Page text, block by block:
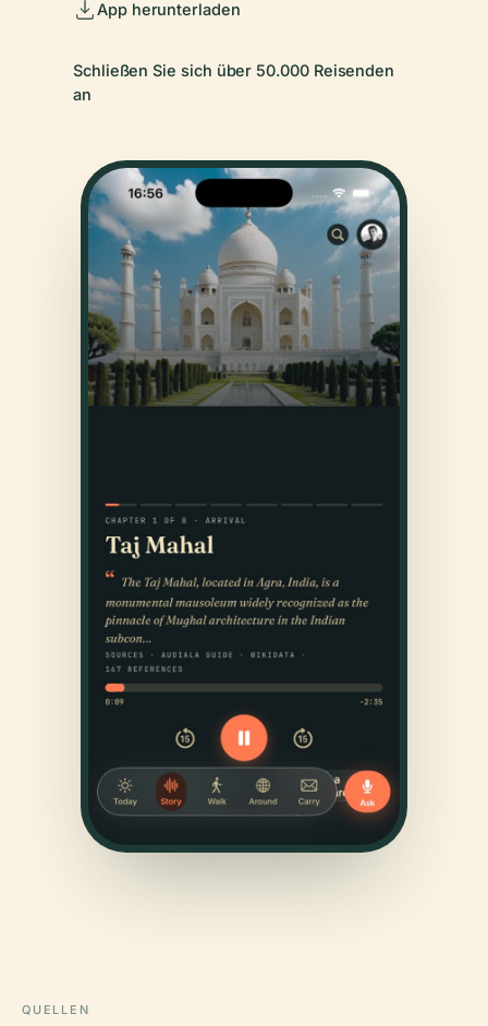
App herunterladen
Schließen Sie sich über 50.000 Reisenden
an
QUELLEN